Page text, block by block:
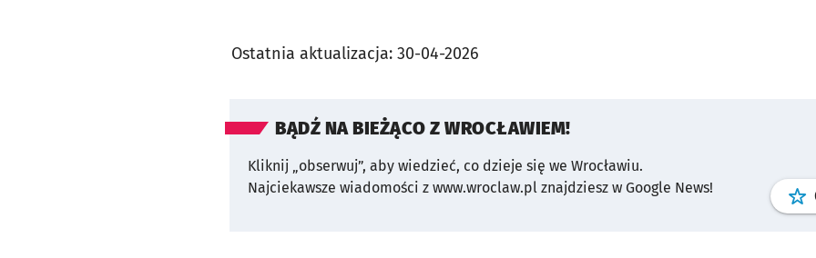
Ostatnia aktualizacja: 30-04-2026
BĄDŹ NA BIEŻĄCO Z WROCŁAWIEM!
Kliknij „obserwuj”, aby wiedzieć, co dzieje się we Wrocławiu.
Najciekawsze wiadomości z www.wroclaw.pl znajdziesz w Google News!